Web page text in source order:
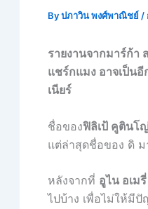
Byปภาวิน พงศ์พาณิชย์ /
รายงานจากมาร์ก้า
แชร์กแมง อาจเป็น
เนียร์
ชื่อของฟิลิเป้ คูตินโ
แต่ล่าสุดชื่อของ ดิ ม
หลังจากที่ อูไน อเมรี่
ไปบ้าง เพื่อไม่ให้มี